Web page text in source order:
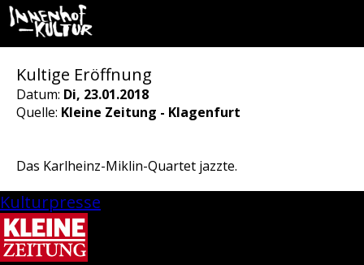
Kultige Eröffnung
Datum: Di, 23.01.2018
Quelle: Kleine Zeitung - Klagenfurt
Das Karlheinz-Miklin-Quartet jazzte.
Kulturpresse